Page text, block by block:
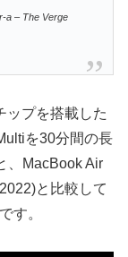
a – The Verge
ップを搭載した
を30分間の長
、MacBook Air
と比較して
す。